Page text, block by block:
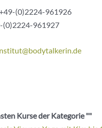
(0)2224-961926
(0)2224-961927
Kurse der Kategorie ""